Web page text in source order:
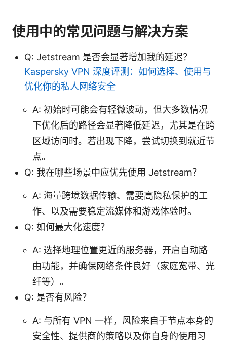
使用中的常见问题与解决方案
Q: Jetstream 是否会显著增加我的延迟？
Kaspersky VPN 深度评测：如何选择、使用与
优化你的私人网络安全
A: 初始时可能会有轻微波动，但大多数情况
下优化后的路径会显著降低延迟，尤其是在跨
区域访问时。若出现下降，尝试切换到就近节
点。
Q: 我在哪些场景中应优先使用 Jetstream？
A: 海量跨境数据传输、需要高隐私保护的工
作、以及需要稳定流媒体和游戏体验时。
Q: 如何最大化速度？
A: 选择地理位置更近的服务器，开启自动路
由功能，并确保网络条件良好（家庭宽带、光
纤等）。
Q: 是否有风险？
A: 与所有 VPN 一样，风险来自于节点本身的
安全性、提供商的策略以及你自身的使用习